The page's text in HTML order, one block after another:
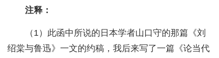
注释：
（1）此函中所说的日本学者山口守的那篇《刘
绍棠与鲁迅》一文的约稿，我后来写了一篇《论当代